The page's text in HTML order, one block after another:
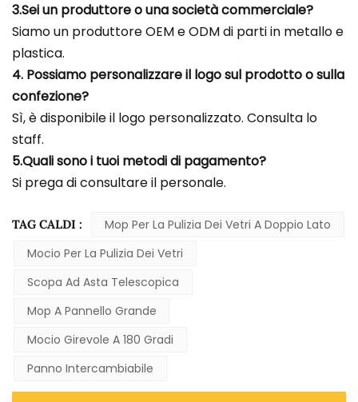
3.Sei un produttore o una società commerciale?
Siamo un produttore OEM e ODM di parti in metallo e
plastica.
4. Possiamo personalizzare il logo sul prodotto o sulla
confezione?
Sì, è disponibile il logo personalizzato. Consulta lo
staff.
5.Quali sono i tuoi metodi di pagamento?
Si prega di consultare il personale.
TAG CALDI :
Mop Per La Pulizia Dei Vetri A Doppio Lato
Mocio Per La Pulizia Dei Vetri
Scopa Ad Asta Telescopica
Mop A Pannello Grande
Mocio Girevole A 180 Gradi
Panno Intercambiabile